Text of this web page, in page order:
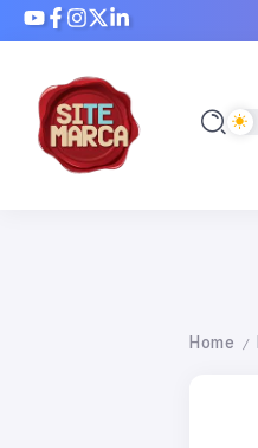
Home /